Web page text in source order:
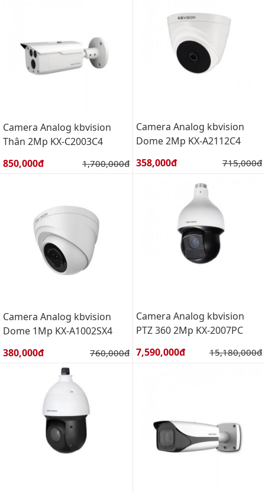
Camera Analog kbvision
Thân 2Mp KX-C2003C4
Giá bán:
850,000đ Giá gốc:
1,700,000đ
Camera Analog kbvision
Dome 2Mp KX-A2112C4
Giá bán:
358,000đ Giá gốc:
715,000đ
Camera Analog kbvision
Dome 1Mp KX-A1002SX4
Giá bán:
380,000đ Giá gốc:
760,000đ
Camera Analog kbvision
PTZ 360 2Mp KX-2007PC
Giá bán:
7,590,000đ Giá gốc:
15,180,000đ